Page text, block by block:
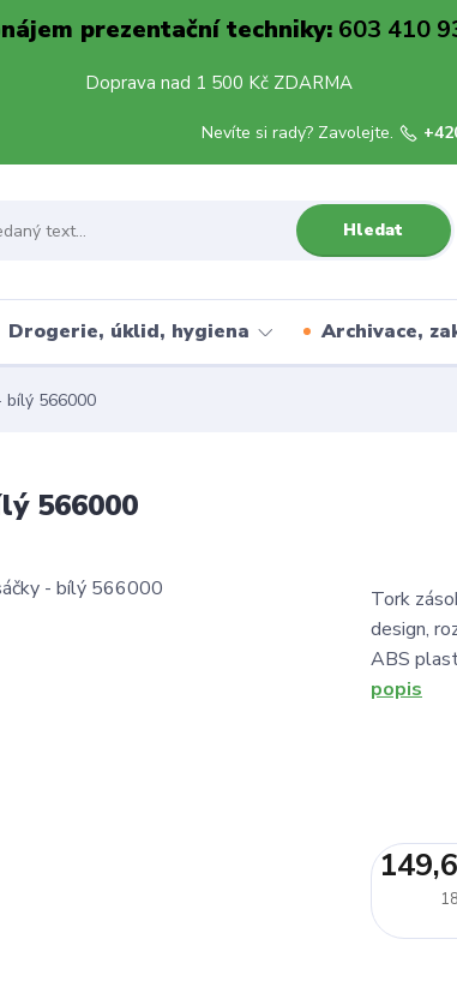
prezentační techniky:603 410
Doprava nad 1 500 Kč ZDARMA
Hledat
Nevíte si rady? Zavolejte.
Drogerie, úklid, hygiena Archivace,
bílý 566000
566000
Tork
design,
ABS
popis